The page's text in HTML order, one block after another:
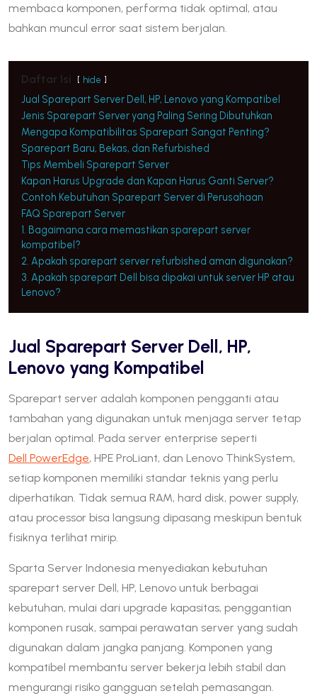
membaca komponen, performa tidak optimal, atau
bahkan muncul error saat sistem berjalan.
Daftar Isi hide
Jual Sparepart Server Dell, HP, Lenovo yang Kompatibel
Jenis Sparepart Server yang Paling Sering Dibutuhkan
Mengapa Kompatibilitas Sparepart Sangat Penting?
Sparepart Baru, Bekas, dan Refurbished
Tips Membeli Sparepart Server
Kapan Harus Upgrade dan Kapan Harus Ganti Server?
Contoh Kebutuhan Sparepart Server di Perusahaan
FAQ Sparepart Server
1. Bagaimana cara memastikan sparepart server
kompatibel?
2. Apakah sparepart server refurbished aman digunakan?
3. Apakah sparepart Dell bisa dipakai untuk server HP atau
Lenovo?
Jual Sparepart Server Dell, HP,
Lenovo yang Kompatibel
Sparepart server adalah komponen pengganti atau
tambahan yang digunakan untuk menjaga server tetap
berjalan optimal. Pada server enterprise seperti
Dell PowerEdge, HPE ProLiant, dan Lenovo ThinkSystem,
setiap komponen memiliki standar teknis yang perlu
diperhatikan. Tidak semua RAM, hard disk, power supply,
atau processor bisa langsung dipasang meskipun bentuk
fisiknya terlihat mirip.
Sparta Server Indonesia menyediakan kebutuhan
sparepart server Dell, HP, Lenovo untuk berbagai
kebutuhan, mulai dari upgrade kapasitas, penggantian
komponen rusak, sampai perawatan server yang sudah
digunakan dalam jangka panjang. Komponen yang
kompatibel membantu server bekerja lebih stabil dan
mengurangi risiko gangguan setelah pemasangan.